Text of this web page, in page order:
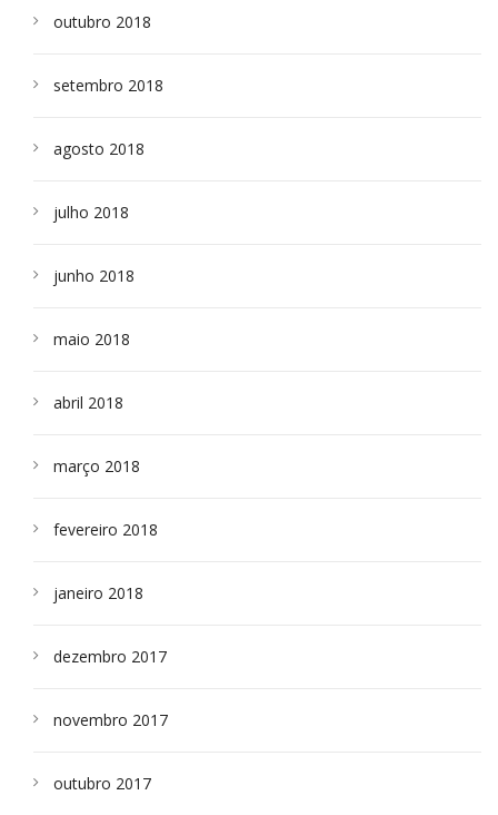
outubro 2018
setembro 2018
agosto 2018
julho 2018
junho 2018
maio 2018
abril 2018
março 2018
fevereiro 2018
janeiro 2018
dezembro 2017
novembro 2017
outubro 2017